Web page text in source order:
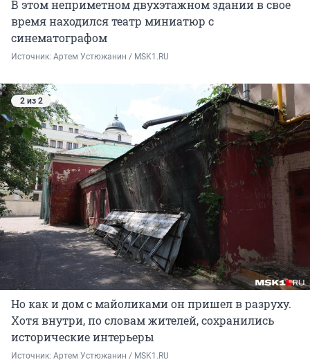
В этом неприметном двухэтажном здании в свое
время находился театр миниатюр с
синематографом
Источник: Артем Устюжанин / MSK1.RU
2 из 2
Но как и дом с майоликами он пришел в разруху.
Хотя внутри, по словам жителей, сохранились
исторические интерьеры
Источник: Артем Устюжанин / MSK1.RU